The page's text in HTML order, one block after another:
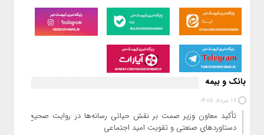
بانک و بیمه
17 مرداد 1405
تأکید معاون وزیر صمت بر نقش حیاتی رسانه‌ها در روایت صحیح
دستاوردهای صنعتی و تقویت امید اجتماعی